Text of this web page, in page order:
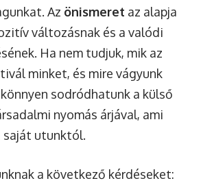
Az önismeret az alapja
változásnak és a valódi
Ha nem tudjuk, mik az
minket, és mire vágyunk
sodródhatunk a külső
nyomás árjával, ami
saját utunktól.
a következő kérdéseket: